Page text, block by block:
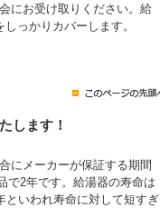
にお受け取りください。給
っかりカバーします。
します！
にメーカーが保証する期間
で2年です。給湯器の寿命は
といわれ寿命に対して短すぎ